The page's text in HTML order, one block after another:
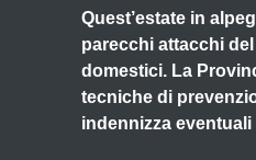
Quest’estate in
parecchi attacchi
domestici. La
tecniche di
indennizza eventuali